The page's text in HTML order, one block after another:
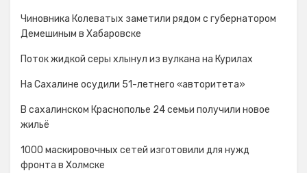
Чиновника Колеватых заметили рядом с губернатором
Демешиным в Хабаровске
Поток жидкой серы хлынул из вулкана на Курилах
На Сахалине осудили 51-летнего «авторитета»
В сахалинском Краснополье 24 семьи получили новое
жильё
1000 маскировочных сетей изготовили для нужд
фронта в Холмске